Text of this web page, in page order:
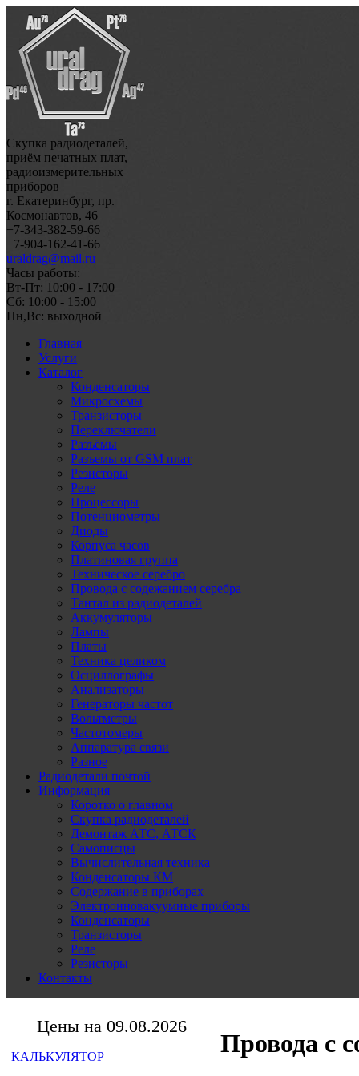
Скупка радиодеталей,
приём печатных плат,
радиоизмерительных
приборов
г. Екатеринбург, пр.
Космонавтов, 46
+7-343-382-59-66
+7-904-162-41-66
uraldrag@mail.ru
Часы работы:
Вт-Пт: 10:00 - 17:00
Сб: 10:00 - 15:00
Пн,Вс: выходной
Главная
Услуги
Каталог
Конденсаторы
Микросхемы
Транзисторы
Переключатели
Разъёмы
Разъемы от GSM плат
Резисторы
Реле
Процессоры
Потенциометры
Диоды
Корпуса часов
Платиновая группа
Техническое серебро
Провода с содежанием серебра
Тантал из радиодеталей
Аккумуляторы
Лампы
Платы
Техника целиком
Осциллографы
Анализаторы
Генераторы частот
Вольтметры
Частотомеры
Аппаратура связи
Разное
Радиодетали почтой
Информация
Коротко о главном
Скупка радиодеталей
Демонтаж АТС, АТСК
Самописцы
Вычислительная техника
Конденсаторы КМ
Содержание в приборах
Электронновакуумные приборы
Конденсаторы
Транзисторы
Реле
Резисторы
Контакты
Цены на 09.08.2026
КАЛЬКУЛЯТОР
Провода с